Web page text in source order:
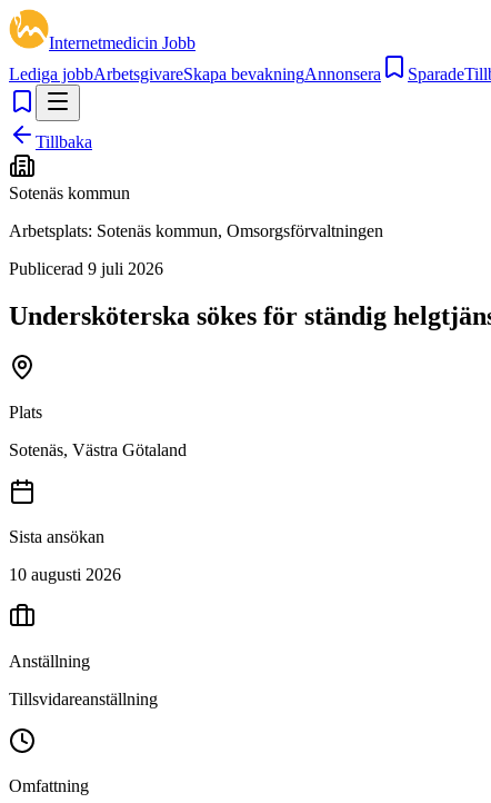
Internetmedicin Jobb
Lediga jobbArbetsgivareSkapa bevakningAnnonsera Sparade
Tillbaka
Sotenäs kommun
Arbetsplats: Sotenäs kommun, Omsorgsförvaltningen
Publicerad 9 juli 2026
Undersköterska sökes för ständig
Plats
Sotenäs, Västra Götaland
Sista ansökan
10 augusti 2026
Anställning
Tillsvidareanställning
Omfattning